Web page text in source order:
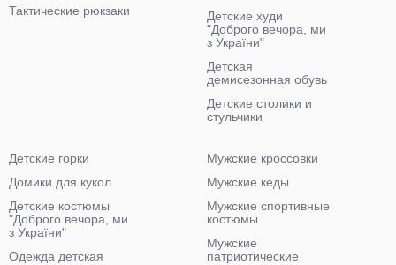
Тактические рюкзаки
Детские худи
"Доброго вечора, ми
з України"
Детская
демисезонная обувь
Детские столики и
стульчики
Детские горки
Домики для кукол
Детские костюмы
"Доброго вечора, ми
з України"
Одежда детская
Мужские кроссовки
Мужские кеды
Мужские спортивные
костюмы
Мужские
патриотические